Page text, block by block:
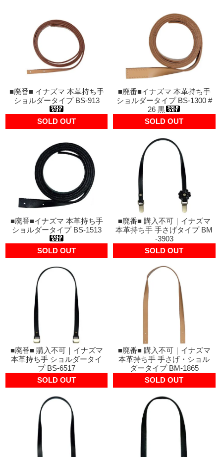
■廃番■ イナズマ 本革持ち手
ショルダータイプ BS-913
SOLD OUT
■廃番■イナズマ 本革持ち手
ショルダータイプ BS-1300 #
26 黒
SOLD OUT
■廃番■イナズマ 本革持ち手
ショルダータイプ BS-1513
SOLD OUT
■廃番■ 購入不可｜イナズマ
本革持ち手 手さげタイプ BM
-3903
SOLD OUT
■廃番■ 購入不可｜イナズマ
本革持ち手 ショルダータイ
プ BS-6517
SOLD OUT
■廃番■ 購入不可｜イナズマ
本革持ち手 手さげ・ショル
ダータイプ BM-1865
SOLD OUT